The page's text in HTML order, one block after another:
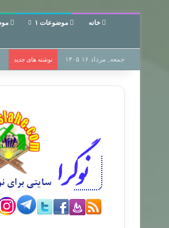
خانه موضوعات ۱
جمعه, مرداد ۱۶ ۱۴۰۵ نوشته های جدید